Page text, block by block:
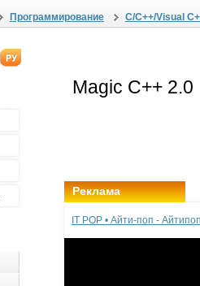
Программирование C/C++/Visual
Реклама
IT POP • Айти-поп -